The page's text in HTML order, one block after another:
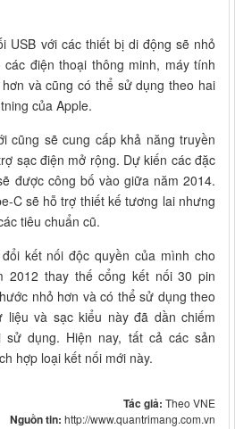
USB với các thiết bị di động sẽ nhỏ
điện thoại thông minh, máy tính
và cũng có thể sử dụng theo hai
của Apple.
cũng sẽ cung cấp khả năng truyền
sạc điện mở rộng. Dự kiến các đặc
được công bố vào giữa năm 2014.
C sẽ hỗ trợ thiết kế tương lai nhưng
tiêu chuẩn cũ.
kết nối độc quyền của mình cho
2012 thay thế cổng kết nối 30 pin
nhỏ hơn và có thể sử dụng theo
liệu và sạc kiểu này đã dần chiếm
dụng. Hiện nay, tất cả các sản
hợp loại kết nối mới này.
Tác giả: Theo VNE
Nguồn tin: http://www.quantrimang.com.vn